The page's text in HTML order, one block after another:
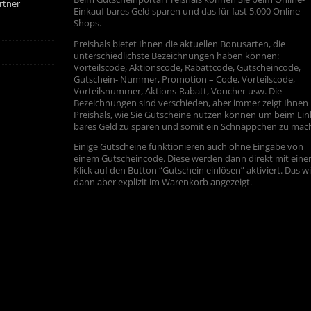
Einkauf bares Geld sparen und das für fast 5.000 Online-
Shops.
Preishals bietet Ihnen die aktuellen Bonusarten, die
unterschiedlichste Bezeichnungen haben können:
Vorteilscode, Aktionscode, Rabattcode, Gutscheincode,
Gutschein- Nummer, Promotion – Code, Vorteilscode,
Vorteilsnummer, Aktions-Rabatt, Voucher usw. Die
Bezeichnungen sind verschieden, aber immer zeigt Ihnen
Preishals, wie Sie Gutscheine nutzen können um beim
bares Geld zu sparen und somit ein Schnäppchen zu
Einige Gutscheine funktionieren auch ohne Eingabe von
einem Gutscheincode. Diese werden dann direkt mit
Klick auf den Button “Gutschein einlösen” aktiviert. Das
dann aber explizit im Warenkorb angezeigt.